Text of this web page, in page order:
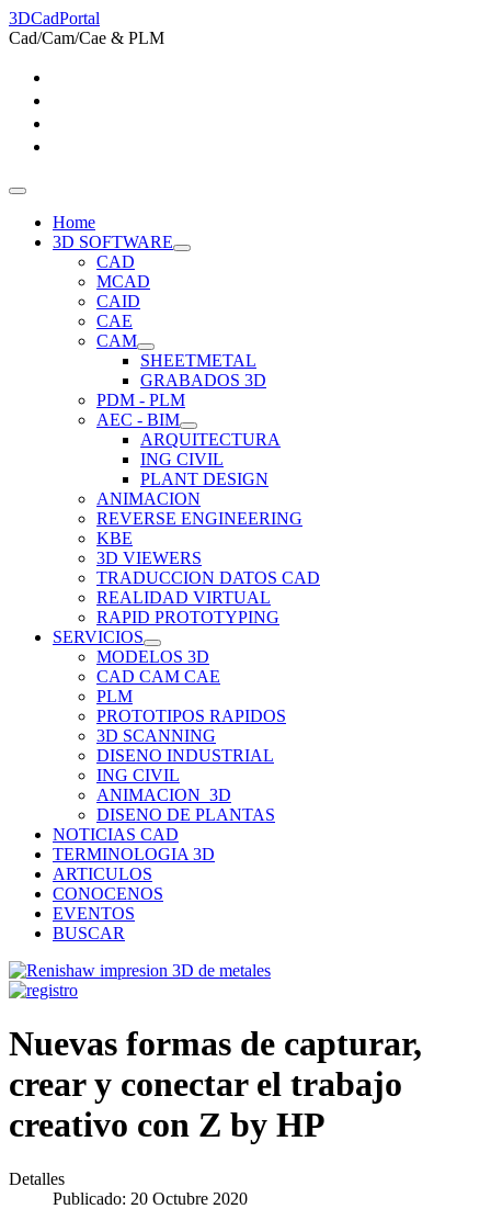
3DCadPortal
Cad/Cam/Cae & PLM
Home
3D SOFTWARE
CAD
MCAD
CAID
CAE
CAM
SHEETMETAL
GRABADOS 3D
PDM - PLM
AEC - BIM
ARQUITECTURA
ING CIVIL
PLANT DESIGN
ANIMACION
REVERSE ENGINEERING
KBE
3D VIEWERS
TRADUCCION DATOS CAD
REALIDAD VIRTUAL
RAPID PROTOTYPING
SERVICIOS
MODELOS 3D
CAD CAM CAE
PLM
PROTOTIPOS RAPIDOS
3D SCANNING
DISENO INDUSTRIAL
ING CIVIL
ANIMACION_3D
DISENO DE PLANTAS
NOTICIAS CAD
TERMINOLOGIA 3D
ARTICULOS
CONOCENOS
EVENTOS
BUSCAR
Nuevas formas de capturar,
crear y conectar el trabajo
creativo con Z by HP
Detalles
Publicado: 20 Octubre 2020